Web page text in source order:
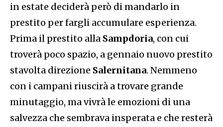
in estate deciderà però di mandarlo in
prestito per fargli accumulare esperienza.
Prima il prestito alla Sampdoria, con cui
troverà poco spazio, a gennaio nuovo prestito
stavolta direzione Salernitana. Nemmeno
con i campani riuscirà a trovare grande
minutaggio, ma vivrà le emozioni di una
salvezza che sembrava insperata e che resterà